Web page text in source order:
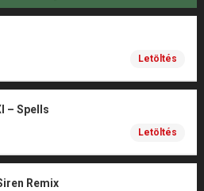
Letöltés
– Spells
Letöltés
Remix